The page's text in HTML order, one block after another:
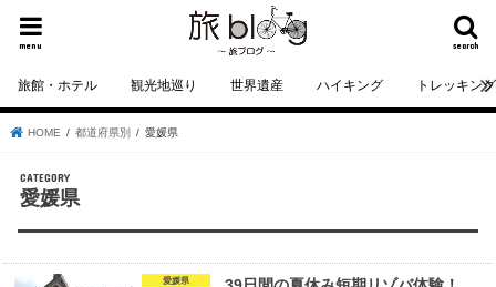
search
menu
旅館・ホテル 観光地巡り 世界遺産 ハイキング トレッキング
HOME 都道府県別 愛媛県
愛媛県
愛媛県